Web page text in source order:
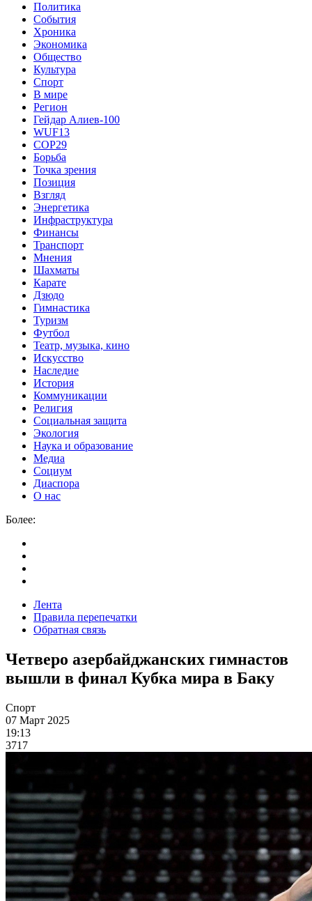
Политика
События
Хроника
Экономика
Общество
Культура
Спорт
В мире
Регион
Гейдар Алиев-100
WUF13
COP29
Борьба
Точка зрения
Позиция
Взгляд
Энергетика
Инфраструктура
Финансы
Транспорт
Мнения
Шахматы
Карате
Дзюдо
Гимнастика
Туризм
Футбол
Театр, музыка, кино
Искусство
Наследие
История
Коммуникации
Религия
Социальная защита
Экология
Наука и образование
Медиа
Социум
Диаспора
О нас
Более:
Лента
Правила перепечатки
Обратная связь
Четверо азербайджанских гимнастов
вышли в финал Кубка мира в Баку
Спорт
07 Март 2025
19:13
3717